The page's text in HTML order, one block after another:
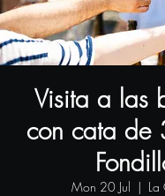
Visita a las
con cata de
Mon 20 Jul
  |
La